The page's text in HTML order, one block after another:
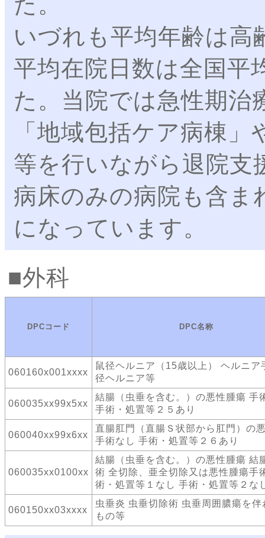
いづれも平均年齢は高
平均在院日数は全国平
た。当院では急性期治
「地域包括ケア病棟
等を行いながら退院支
病床のみの病院も含ま
になっています。
外科
DPCコード DPC名称
060160x001xxxx
鼠径ヘルニア（15歳以上） ヘルニア
径ヘルニア等
060035xx99x5xx
結腸（虫垂を含む。）の悪性腫瘍 手
手術・処置等２５あり
060040xx99x6xx
直腸肛門（直腸Ｓ状部から肛門）の
手術なし 手術・処置等２６あり
060035xx0100xx
結腸（虫垂を含む。）の悪性腫瘍 結
術 全切除、亜全切除又は悪性腫瘍手
術・処置等１なし 手術・処置等２な
060150xx03xxxx
虫垂炎 虫垂切除術 虫垂周囲膿瘍を伴
もの等